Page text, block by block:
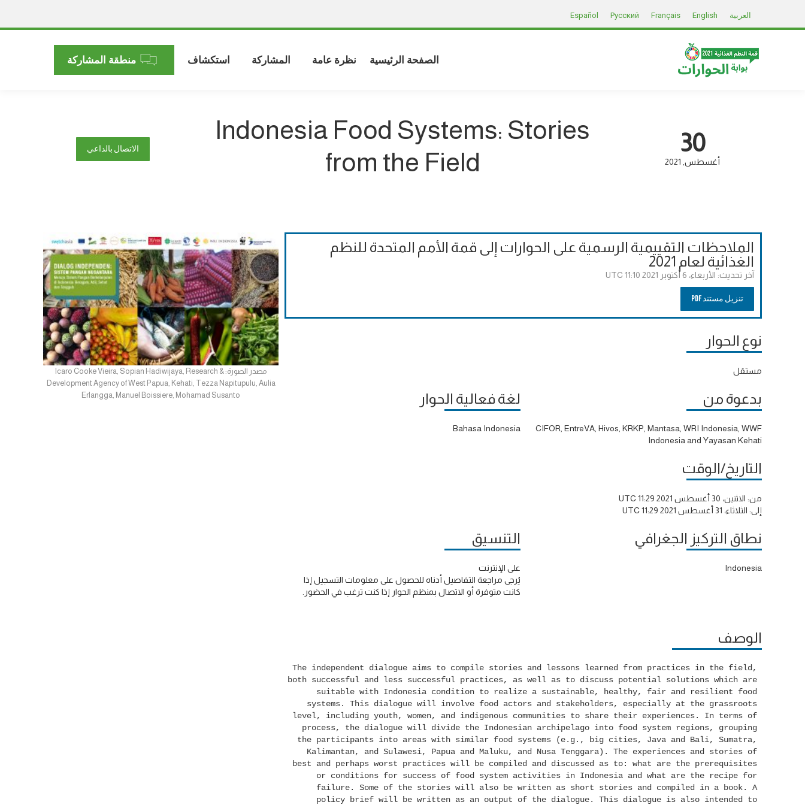
العربية English
Français
Русский
Español
الصفحة الرئيسية نظرة عامة المشاركة استكشاف منطقة المشاركة
30
أغسطس 2021
Indonesia Food Systems: Stories
from the Field
الاتصال بالداعي
الملاحظات التقييمية الرسمية على الحوارات إلى قمة الأمم المتحدة للنظم
الغذائية لعام 2021
آخر تحديث: الأربعاء، 6 أكتوبر 2021 11:10 UTC
تنزيل مستند PDF
نوع الحوار
مستقل
بدعوة من
CIFOR, EntreVA, Hivos, KRKP, Mantasa, WRI Indonesia, WWF
Indonesia and Yayasan Kehati
لغة فعالية الحوار
Bahasa Indonesia
التاريخ/الوقت
من: الاثنين، 30 أغسطس 2021 11:29 UTC
إلى: الثلاثاء، 31 أغسطس 2021 11:29 UTC
نطاق التركيز الجغرافي
Indonesia
التنسيق
على الإنترنت
يُرجى مراجعة التفاصيل أدناه للحصول على معلومات التسجيل إذا
كانت متوفرة أو الاتصال بمنظم الحوار إذا كنت ترغب في الحضور.
الوصف
The independent dialogue aims to compile stories and lessons learned from practices in the field,
both successful and less successful practices, as well as to discuss potential solutions which are
suitable with Indonesia condition to realize a sustainable, healthy, fair and resilient food
systems. This dialogue will involve food actors and stakeholders, especially at the grassroots
level, including youth, women, and indigenous communities to share their experiences. In terms of
process, the dialogue will divide the Indonesian archipelago into food system regions, grouping
the participants into areas with similar food systems (e.g., big cities, Java and Bali, Sumatra,
Kalimantan, and Sulawesi, Papua and Maluku, and Nusa Tenggara). The experiences and stories of
best and perhaps worst practices will be compiled and discussed as to: what are the prerequisites
or conditions for success of food system activities in Indonesia and what are the recipe for
failure. Some of the stories will also be written as short stories and compiled in a book. A
policy brief will be written as an output of the dialogue. This dialogue is also intended to
مصدر الصورة: Icaro Cooke Vieira, Sopian Hadiwijaya, Research &
Development Agency of West Papua, Kehati, Tezza Napitupulu, Aulia
Erlangga, Manuel Boissiere, Mohamad Susanto